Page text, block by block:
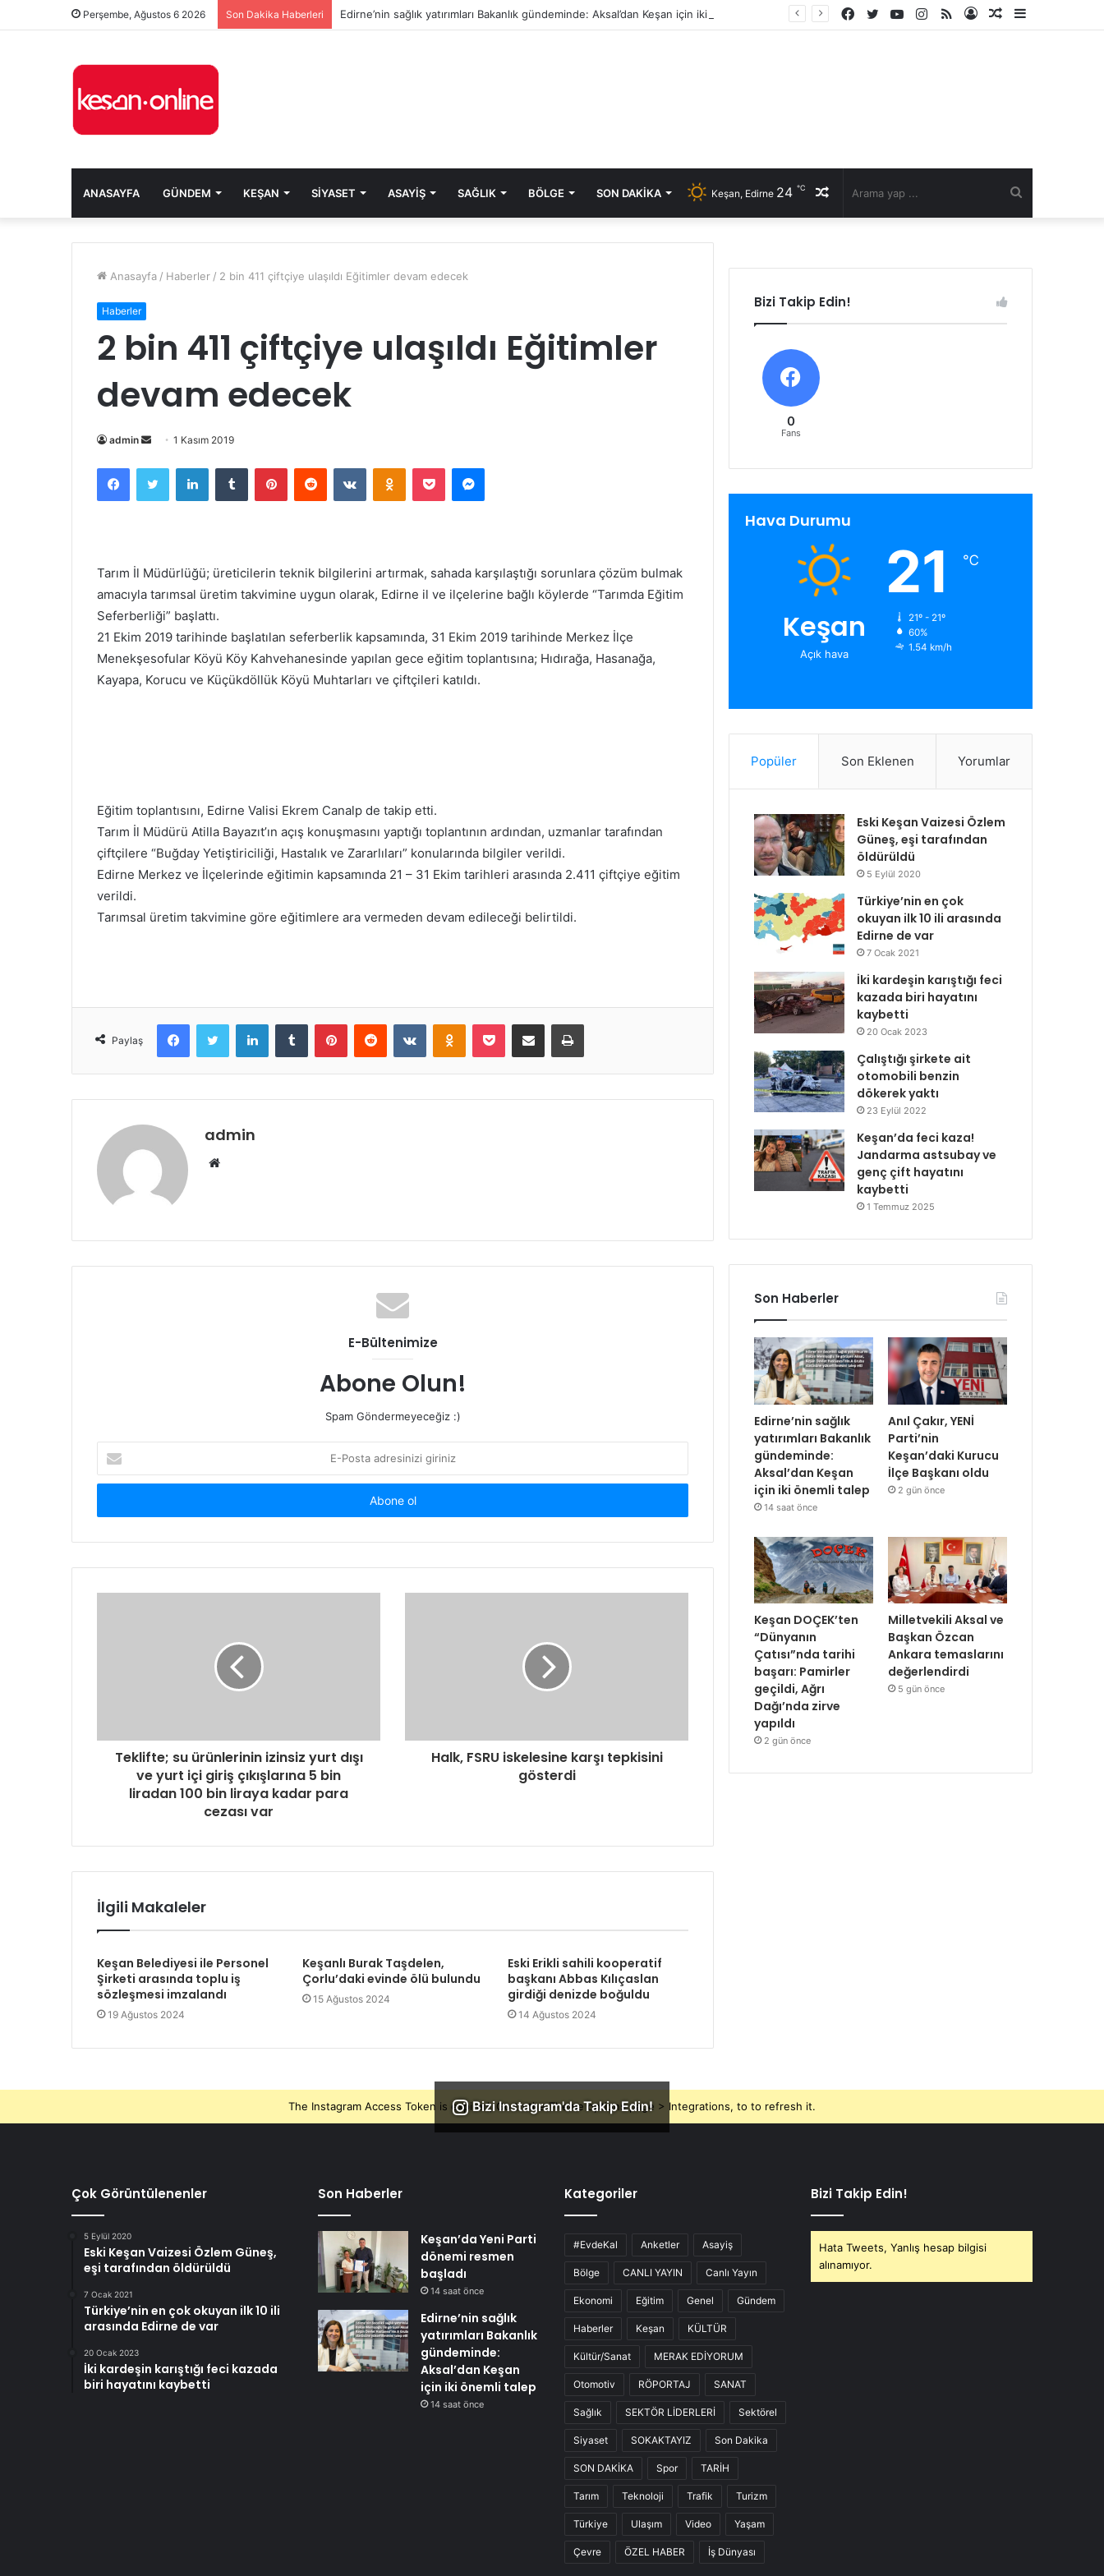
Perşembe, Ağustos 6 2026 Son Dakika Haberleri Edirne’nin sağlık yatırımları Bakanlık gündeminde: Aksal’dan Keşan için iki önemli talep
Kenar
Rastgele
Kayıt
RSS
Instagram
YouTube
Twitter
Facebook
ANASAYFA GÜNDEM KEŞAN SIYASET ASAYIŞ SAĞLIK BÖLGE SON DAKIKA Rastgele
Keşan, Edirne 24 ℃
Anasayfa / Haberler / 2 bin 411 çiftçiye ulaşıldı Eğitimler devam edecek
Haberler
2 bin 411 çiftçiye ulaşıldı Eğitimler
devam edecek
admin
Bir
posta
göndermek
1 Kasım 2019
FacebookTwitter LinkedInTumblr PinterestReddit VKontakteOdnoklassniki
Pocket Messenger
Tarım İl Müdürlüğü; üreticilerin teknik bilgilerini artırmak, sahada karşılaştığı sorunlara çözüm bulmak
amacıyla tarımsal üretim takvimine uygun olarak, Edirne il ve ilçelerine bağlı köylerde “Tarımda Eğitim
Seferberliği” başlattı.
21 Ekim 2019 tarihinde başlatılan seferberlik kapsamında, 31 Ekim 2019 tarihinde Merkez İlçe
Menekşesofular Köyü Köy Kahvehanesinde yapılan gece eğitim toplantısına; Hıdırağa, Hasanağa,
Kayapa, Korucu ve Küçükdöllük Köyü Muhtarları ve çiftçileri katıldı.
Eğitim toplantısını, Edirne Valisi Ekrem Canalp de takip etti.
Tarım İl Müdürü Atilla Bayazıt’ın açış konuşmasını yaptığı toplantının ardından, uzmanlar tarafından
çiftçilere “Buğday Yetiştiriciliği, Hastalık ve Zararlıları” konularında bilgiler verildi.
Edirne Merkez ve İlçelerinde eğitimin kapsamında 21 – 31 Ekim tarihleri arasında 2.411 çiftçiye eğitim
verildi.
Tarımsal üretim takvimine göre eğitimlere ara vermeden devam edileceği belirtildi.
Paylaş
FacebookTwitter LinkedInTumblr PinterestReddit VKontakteOdnoklassniki
Pocket E-Posta ile paylaş Yazdır
admin
Web
E-Bültenimize
Abone Olun!
Spam Göndermeyeceğiz :)
Posta
adresinizi
Teklifte; su ürünlerinin izinsiz yurt dışı
ve yurt içi giriş çıkışlarına 5 bin
liradan 100 bin liraya kadar para
cezası var
Halk, FSRU iskelesine karşı tepkisini
gösterdi
İlgili Makaleler
Keşan Belediyesi ile Personel
Şirketi arasında toplu iş
sözleşmesi imzalandı
19 Ağustos 2024
Keşanlı Burak Taşdelen,
Çorlu’daki evinde ölü bulundu
15 Ağustos 2024
Eski Erikli sahili kooperatif
başkanı Abbas Kılıçaslan
girdiği denizde boğuldu
14 Ağustos 2024
Bizi Takip Edin!
0
Fans
Hava Durumu
Keşan
Açık hava
21 ℃
21º - 21º
60%
1.54 km/h
Popüler Son Eklenen Yorumlar
Eski Keşan Vaizesi Özlem
Güneş, eşi tarafından
öldürüldü
5 Eylül 2020
Türkiye’nin en çok
okuyan ilk 10 ili arasında
Edirne de var
7 Ocak 2021
İki kardeşin karıştığı feci
kazada biri hayatını
kaybetti
20 Ocak 2023
Çalıştığı şirkete ait
otomobili benzin
dökerek yaktı
23 Eylül 2022
Keşan’da feci kaza!
Jandarma astsubay ve
genç çift hayatını
kaybetti
1 Temmuz 2025
Son Haberler
Edirne’nin sağlık
yatırımları Bakanlık
gündeminde:
Aksal’dan Keşan
için iki önemli talep
14 saat önce
Anıl Çakır, YENİ
Parti’nin
Keşan’daki Kurucu
İlçe Başkanı oldu
2 gün önce
Keşan DOÇEK’ten
“Dünyanın
Çatısı”nda tarihi
başarı: Pamirler
geçildi, Ağrı
Dağı’nda zirve
yapıldı
2 gün önce
Milletvekili Aksal ve
Başkan Özcan
Ankara temaslarını
değerlendirdi
5 gün önce
Bizi Instagram'da Takip Edin!
The Instagram Access Token is expired, Go to the Theme options page > Integrations, to to refresh it.
Çok Görüntülenenler
5 Eylül 2020
Eski Keşan Vaizesi Özlem Güneş,
eşi tarafından öldürüldü
7 Ocak 2021
Türkiye’nin en çok okuyan ilk 10 ili
arasında Edirne de var
20 Ocak 2023
İki kardeşin karıştığı feci kazada
biri hayatını kaybetti
Son Haberler
Keşan’da Yeni Parti
dönemi resmen
başladı
14 saat önce
Edirne’nin sağlık
yatırımları Bakanlık
gündeminde:
Aksal’dan Keşan
için iki önemli talep
14 saat önce
Kategoriler
#EvdeKal Anketler Asayiş
Bölge CANLI YAYIN Canlı Yayın
Ekonomi Eğitim Genel Gündem
Haberler Keşan KÜLTÜR
Kültür/Sanat MERAK EDİYORUM
Otomotiv RÖPORTAJ SANAT
Sağlık SEKTÖR LİDERLERİ Sektörel
Siyaset SOKAKTAYIZ Son Dakika
SON DAKİKA Spor TARİH
Tarım Teknoloji Trafik Turizm
Türkiye Ulaşım Video Yaşam
Çevre ÖZEL HABER İş Dünyası
Bizi Takip Edin!
Hata Tweets, Yanlış hesap bilgisi
alınamıyor.